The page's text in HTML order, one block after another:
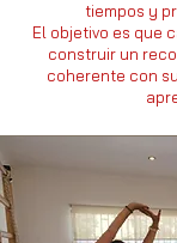
tiempos y
El objetivo es que
construir un
coherente con